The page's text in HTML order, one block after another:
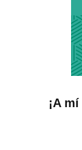
¡A